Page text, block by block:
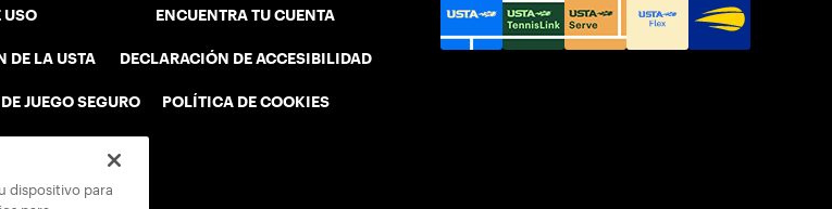
USO
DE LA USTA
JUEGO SEGURO
ENCUENTRA TU CUENTA
DECLARACIÓN DE ACCESIBILIDAD
POLÍTICA DE COOKIES
dispositivo para